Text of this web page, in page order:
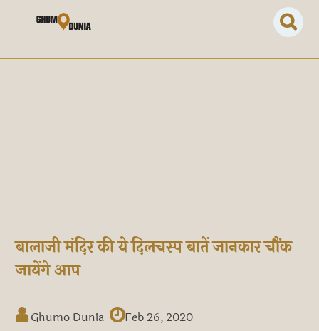
बालाजी मंदिर की ये दिलचस्प बातें जानकार चौंक
जायेंगे आप
Ghumo Dunia Feb 26, 2020